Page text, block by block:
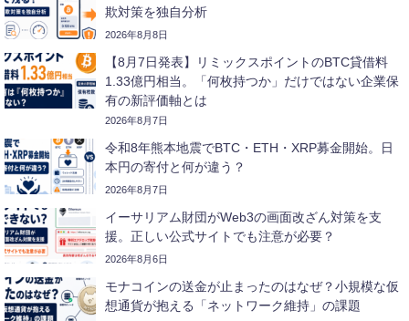
欺対策を独自分析
2026年8月8日
【8月7日発表】リミックスポイントのBTC貸借料
1.33億円相当。「何枚持つか」だけではない企業保
有の新評価軸とは
2026年8月7日
令和8年熊本地震でBTC・ETH・XRP募金開始。日
本円の寄付と何が違う？
2026年8月7日
イーサリアム財団がWeb3の画面改ざん対策を支
援。正しい公式サイトでも注意が必要？
2026年8月6日
モナコインの送金が止まったのはなぜ？小規模な仮
想通貨が抱える「ネットワーク維持」の課題